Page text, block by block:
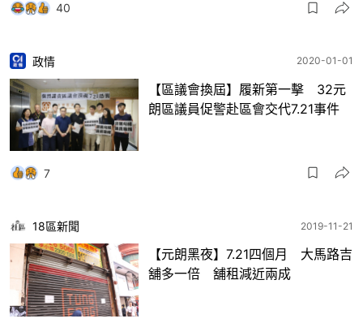
40
政情 2020-01-01
【區議會換屆】履新第一擊 32元
朗區議員促警赴區會交代7.21事件
7
18區新聞 2019-11-21
【元朗黑夜】7.21四個月 大馬路吉
舖多一倍 舖租減近兩成